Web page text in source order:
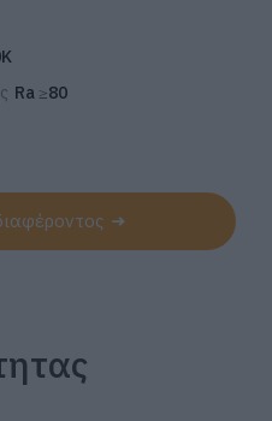
Ra ≥80